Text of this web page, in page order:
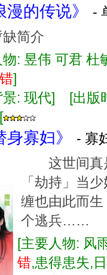
的传说》
-
简介
物: 昱伟 可君
]
景: 现代] [出
寡妇》
- 寡
这世间真
「劫持」
缠也由此而
个逃兵……
[主要人物:
错,患得患失,